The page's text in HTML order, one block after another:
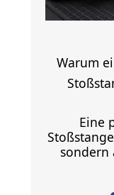
Warum
Eine
sondern